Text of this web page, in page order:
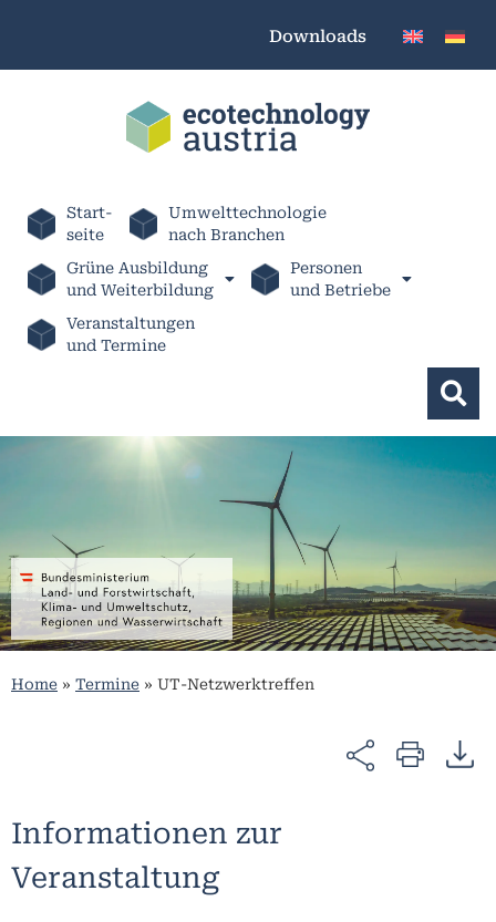
Downloads
Start-
seite
Umwelttechnologie
nach Branchen
Grüne Ausbildung
und Weiterbildung
Personen
und Betriebe
Veranstaltungen
und Termine
Home » Termine » UT-Netzwerktreffen
Informationen zur
Veranstaltung